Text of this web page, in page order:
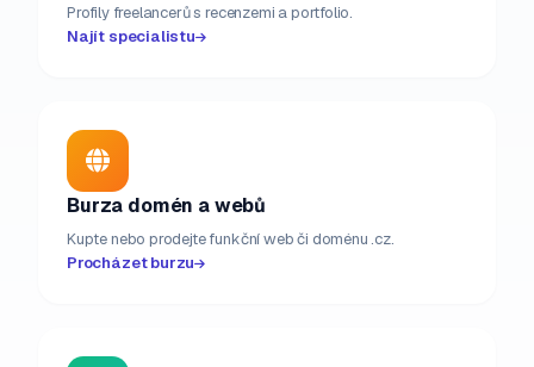
Profily freelancerů s recenzemi a portfolio.
Najít specialistu
Burza domén a webů
Kupte nebo prodejte funkční web či doménu .cz.
Procházet burzu